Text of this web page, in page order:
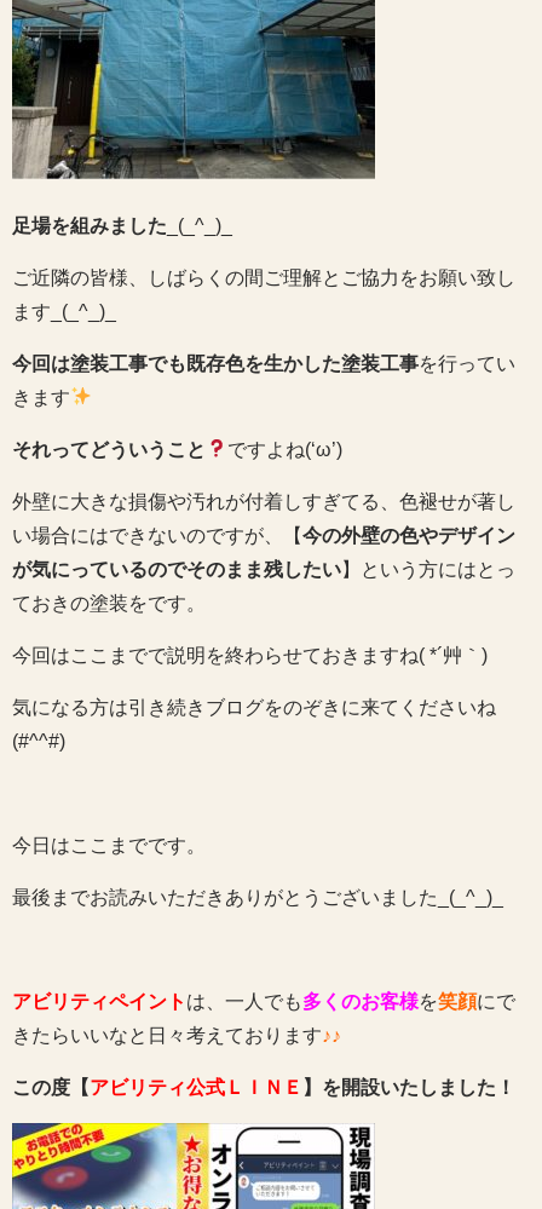
足場を組みました _(_^_)_
ご近隣の皆様、しばらくの間ご理解とご協力をお願い致し
ます_(_^_)_
今回は塗装工事でも既存色を生かした塗装工事を行ってい
きます
それってどういうこと ですよね(‘ω’)
外壁に大きな損傷や汚れが付着しすぎてる、色褪せが著し
い場合にはできないのですが、【今の外壁の色やデザイン
が気にっているのでそのまま残したい】という方にはとっ
ておきの塗装をです。
今回はここまでで説明を終わらせておきますね( *´艸｀)
気になる方は引き続きブログをのぞきに来てくださいね
(#^^#)
今日はここまでです。
最後までお読みいただきありがとうございました_(_^_)_
アビリティペイント は、一人でも多くのお客様を笑顔にで
きたらいいなと日々考えております♪♪
この度【アビリティ公式ＬＩＮＥ 】を開設いたしました！